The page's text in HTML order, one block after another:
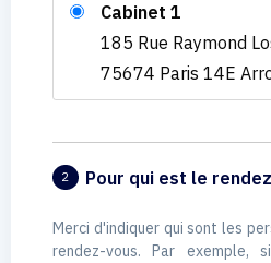
Cabinet 1
185 Rue Raymond
75674 Paris 14E
2 Pour qui est le
Merci d'indiquer qui sont les
rendez-vous. Par exemple,